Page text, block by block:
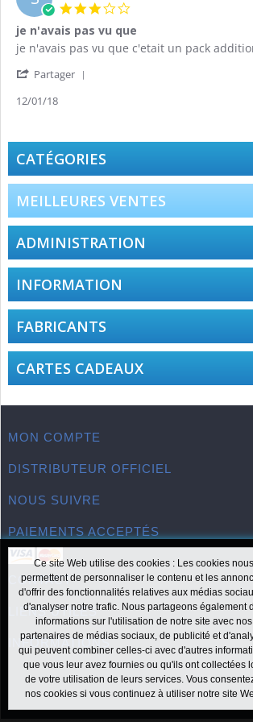
rating
je n'avais pas vu que
Review
Samuel
on
2018
review
je
pas
je n'avais pas vu que c'etait un pack
Partager
J.
on
12
Jan
2018
12/01/18
CATÉGORIES
MEILLEURES VENTES
ADMINISTRATION
INFORMATION
FABRICANTS
CARTES CADEAUX
MON COMPTE
DISTRIBUTEUR OFFICIEL
NOUS SUIVRE
PAIEMENTS ACCEPTÉS
CONTACT
Ce site Web utilise des cookies : Les cookies nous
permettent de personnaliser le contenu et les
d'offrir des fonctionnalités relatives aux médias
d'analyser notre trafic. Nous partageons également
informations sur l'utilisation de notre site avec nos
partenaires de médias sociaux, de publicité et
qui peuvent combiner celles-ci avec d'autres
que vous leur avez fournies ou qu'ils ont collectées
de votre utilisation de leurs services. Vous
nos cookies si vous continuez à utiliser notre site
LIENS UTILES
INFORMATIONS